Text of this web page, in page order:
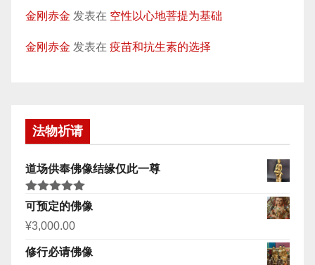
金刚赤金 发表在 空性以心地菩提为基础
金刚赤金 发表在 疫苗和抗生素的选择
法物祈请
道场供奉佛像结缘仅此一尊
评分5.00
&sol; 5
可预定的佛像
¥3,000.00
修行必请佛像